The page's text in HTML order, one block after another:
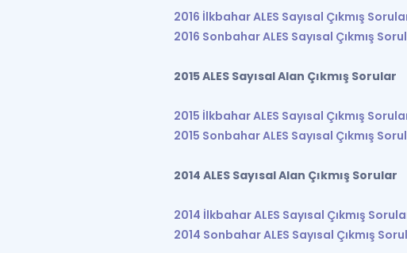
2016 İlkbahar ALES Sayısal Çıkmış
2016 Sonbahar ALES Sayısal Çıkmış
2015 ALES Sayısal Alan Çıkmış Sorular
2015 İlkbahar ALES Sayısal Çıkmış
2015 Sonbahar ALES Sayısal Çıkmış
2014 ALES Sayısal Alan Çıkmış Sorular
2014 İlkbahar ALES Sayısal Çıkmış
2014 Sonbahar ALES Sayısal Çıkmış